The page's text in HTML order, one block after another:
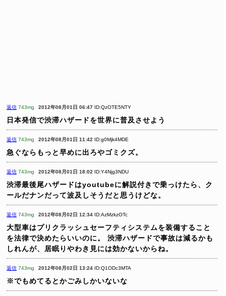
返信 743mg 2012年08月01日 06:47 ID:QzOTE5NTY
日本発信で渋滞ハザードを世界に普及させよう
返信 743mg 2012年08月01日 11:42 ID:g0Mjk4MDE
急ぐならもっと早めに出ろやゴミクズ。
返信 743mg 2012年08月01日 18:02 ID:Y4Njg3NDU
渋滞最後尾ハザードはyoutubeに解説付きで乗っけたら、ク
ールだナンだって波及しそうだと思うけどな。
返信 743mg 2012年08月02日 12:34 ID:AzMzkzOTc
大型車はプリクラッシュセーフティシステムを装備すること
を法律で決めたらいいのに。
渋滞ハザードで事故は減るかも
しれんが、居眠りやわき見には効かないからね。
返信 743mg 2012年08月02日 13:24 ID:Q1ODc3MTA
※でもめてるとかごみしかいないな